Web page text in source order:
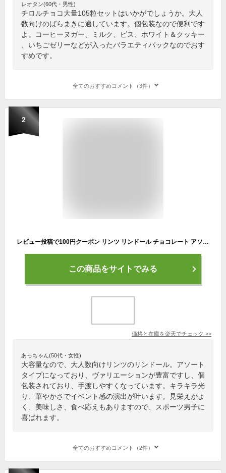
レオタン(60代・男性)
チロルチョコ大量105粒セットはいかがでしょうか。大人
数向けのばらまきに適しています。個包装なので便利です
よ。コーヒーヌガー、ミルク、ビス、ホワイト＆クッキー
、いちごゼリーなどが入ったバラエティパックなのでおす
すめです。
全てのおすすめコメント（3件）
2
レビュー投稿で100円クーポン リンツ リンドール チョコレート アソート 48個 600g 48粒 選べる ゴールド シルバー ピンク Lindt LINDOR ボンボン チョコ お菓子 つめ合わせ ホワイトデー バレンタインデー バレンタイン お返し ハロウィン 大容量 大量 まとめ買い 個包装
この商品をサイトでみる
価格と在庫を楽天でチェック >>
あっちゃん(50代・女性)
大容量なので、大人数向けリンツのリンドール。アソート
タイプになっており、ヴァリエーションが豊富ですし、個
包装されており、手渡しやすくなっています。キラキラ光
り、華やかさでイベント感の演出が叶います。見栄えがよ
く、美味しさ、食べ応えもありますので、スポーツ男子に
喜ばれます。
全てのおすすめコメント（2件）